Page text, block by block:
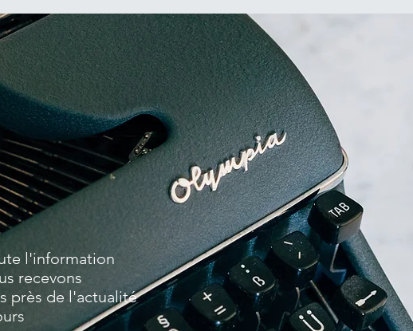
l'information
recevons
près de l'actualité